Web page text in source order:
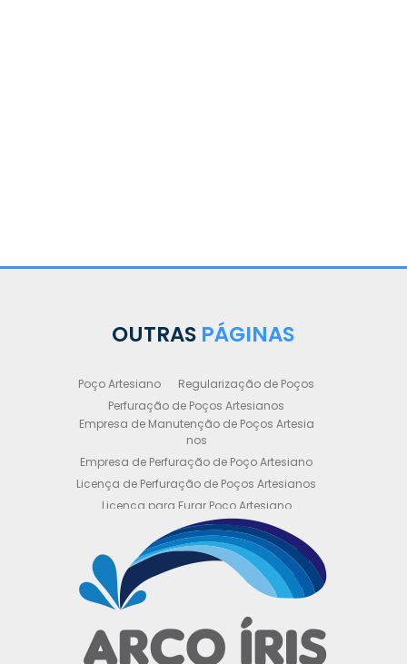
OUTRAS PÁGINAS
Poço Artesiano
Regularização de Poços
Perfuração de Poços Artesianos
Empresa de Manutenção de Poços Artesia
nos
Empresa de Perfuração de Poço Artesiano
Licença de Perfuração de Poços Artesianos
Licença para Furar Poço Artesiano
Licença para Perfuração de Poço Artesiano
Licença para Poço Semi Artesiano
Manutenção de Poço Semi Artesiano
Manutenção Preventiva de Poços Artesiano
Obtenha sua Licença de Perfuração de Poç
o Artesiano